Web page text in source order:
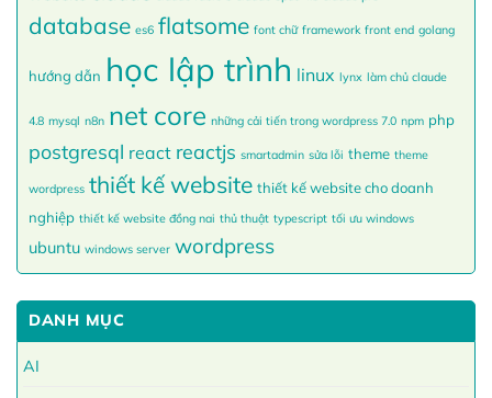
database es6 flatsome font chữ framework front end golang
hướng dẫn học lập trình linux lynx làm chủ claude
4.8 mysql n8n net core những cải tiến trong wordpress 7.0 npm php
postgresql react reactjs smartadmin sửa lỗi theme theme
wordpress thiết kế website thiết kế website cho doanh
nghiệp thiết kế website đồng nai thủ thuật typescript tối ưu windows
ubuntu windows server wordpress
DANH MỤC
AI